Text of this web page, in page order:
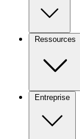
Ressources
Entreprise